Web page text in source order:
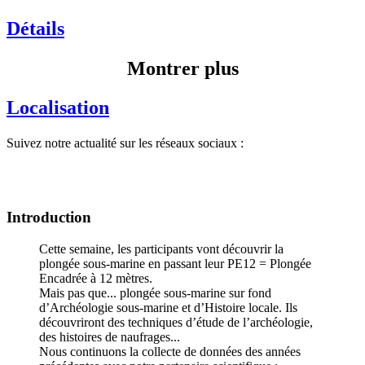
Détails
Montrer plus
Localisation
Suivez notre actualité sur les réseaux sociaux :
Introduction
Cette semaine, les participants vont découvrir la
plongée sous-marine en passant leur PE12 = Plongée
Encadrée à 12 mètres.
Mais pas que... plongée sous-marine sur fond
d’Archéologie sous-marine et d’Histoire locale. Ils
découvriront des techniques d’étude de l’archéologie,
des histoires de naufrages...
Nous continuons la collecte de données des années